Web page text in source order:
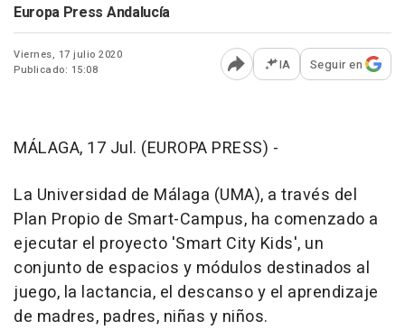
Europa Press Andalucía
Viernes, 17 julio 2020
Publicado: 15:08
Abrir opciones para
IA Seguir en
MÁLAGA, 17 Jul. (EUROPA PRESS) -
La Universidad de Málaga (UMA), a través del
Plan Propio de Smart-Campus, ha comenzado a
ejecutar el proyecto 'Smart City Kids', un
conjunto de espacios y módulos destinados al
juego, la lactancia, el descanso y el aprendizaje
de madres, padres, niñas y niños.